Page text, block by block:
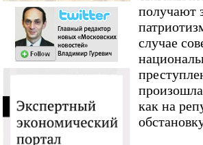
получают
случае
как на